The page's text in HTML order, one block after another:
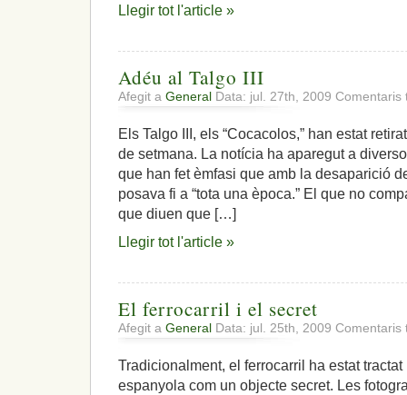
Llegir tot l'article »
Adéu al Talgo III
Afegit a General Data: jul. 27th, 2009 Comentaris
Els Talgo III, els “Cocacolos,” han estat
de setmana. La notícia ha aparegut a
que han fet èmfasi que amb la desaparició
posava fi a “tota una època.” El que no
que diuen que […]
Llegir tot l'article »
El ferrocarril i el secret
Afegit a General Data: jul. 25th, 2009 Comentaris
Tradicionalment, el ferrocarril ha estat tractat
espanyola com un objecte secret. Les